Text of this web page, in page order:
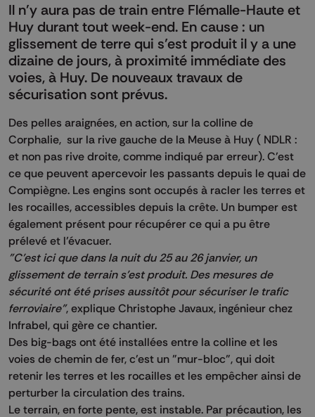
Il n'y aura pas de train entre Flémalle-Haute et
Huy durant tout week-end. En cause : un
glissement de terre qui s’est produit il y a une
dizaine de jours, à proximité immédiate des
voies, à Huy. De nouveaux travaux de
sécurisation sont prévus.
Des pelles araignées, en action, sur la colline de
Corphalie, sur la rive gauche de la Meuse à Huy ( NDLR :
et non pas rive droite, comme indiqué par erreur). C'est
ce que peuvent apercevoir les passants depuis le quai de
Compiègne. Les engins sont occupés à racler les terres et
les rocailles, accessibles depuis la crête. Un bumper est
également présent pour récupérer ce qui a pu être
prélevé et l’évacuer.
"C’est ici que dans la nuit du 25 au 26 janvier, un
glissement de terrain s’est produit. Des mesures de
sécurité ont été prises aussitôt pour sécuriser le trafic
ferroviaire", explique Christophe Javaux, ingénieur chez
Infrabel, qui gère ce chantier.
Des big-bags ont été installées entre la colline et les
voies de chemin de fer, c'est un "mur-bloc", qui doit
retenir les terres et les rocailles et les empêcher ainsi de
perturber la circulation des trains.
Le terrain, en forte pente, est instable. Par précaution, les